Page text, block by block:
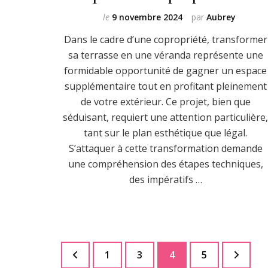
par Aubrey
le 9 novembre 2024
Dans le cadre d’une copropriété, transformer
sa terrasse en une véranda représente une
formidable opportunité de gagner un espace
supplémentaire tout en profitant pleinement
de votre extérieur. Ce projet, bien que
séduisant, requiert une attention particulière,
tant sur le plan esthétique que légal.
S’attaquer à cette transformation demande
une compréhension des étapes techniques,
des impératifs …
Pagination
Page
1 Page
3 Page
4 Page
5